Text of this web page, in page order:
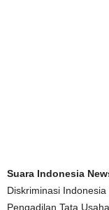
Suara Indonesia
Diskriminasi
Pengadilan Tata